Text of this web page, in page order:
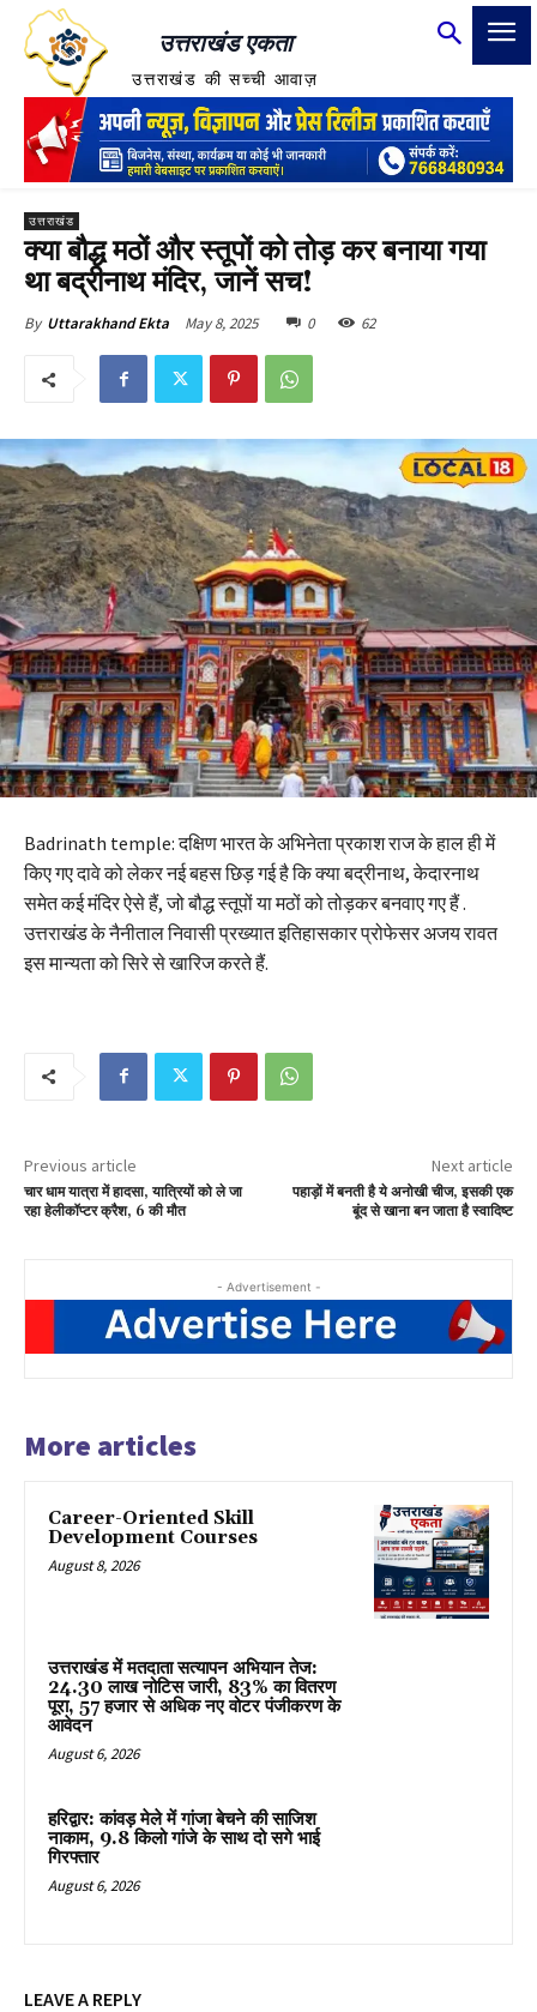
उत्तराखंड एकता
उत्तराखंड की सच्ची आवाज़
उत्तराखंड
क्या बौद्ध मठों और स्तूपों को तोड़ कर बनाया गया
था बद्रीनाथ मंदिर, जानें सच!
By Uttarakhand Ekta May 8, 2025 0 62
Badrinath temple: दक्षिण भारत के अभिनेता प्रकाश राज के हाल ही में
किए गए दावे को लेकर नई बहस छिड़ गई है कि क्या बद्रीनाथ, केदारनाथ
समेत कई मंदिर ऐसे हैं, जो बौद्ध स्तूपों या मठों को तोड़कर बनवाए गए हैं .
उत्तराखंड के नैनीताल निवासी प्रख्यात इतिहासकार प्रोफेसर अजय रावत
इस मान्यता को सिरे से खारिज करते हैं.
Previous article
चार धाम यात्रा में हादसा, यात्रियों को ले जा
रहा हेलीकॉप्‍टर क्रैश, 6 की मौत
Next article
पहाड़ों में बनती है ये अनोखी चीज, इसकी एक
बूंद से खाना बन जाता है स्वादिष्ट
- Advertisement -
More articles
Career-Oriented Skill
Development Courses
August 8, 2026
उत्तराखंड में मतदाता सत्यापन अभियान तेज:
24.30 लाख नोटिस जारी, 83% का वितरण
पूरा, 57 हजार से अधिक नए वोटर पंजीकरण के
आवेदन
August 6, 2026
हरिद्वार: कांवड़ मेले में गांजा बेचने की साजिश
नाकाम, 9.8 किलो गांजे के साथ दो सगे भाई
गिरफ्तार
August 6, 2026
LEAVE A REPLY